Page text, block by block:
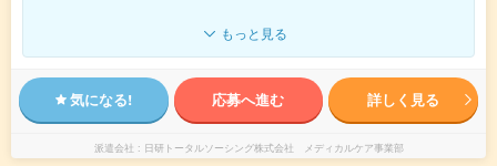
もっと見る
気になる! 応募へ進む 詳しく見る
派遣会社 日研トータルソーシング株式会社 メディカルケア事業部